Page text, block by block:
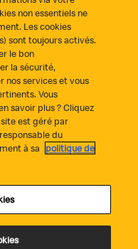
Play
de confidentialité
non essentiels ne
Les cookies
sont toujours activés.
le bon
la sécurité,
nos services et vous
Vous
savoir plus ? Cliquez
site est géré par
du
à sa
politique de